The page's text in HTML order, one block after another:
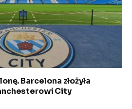
Barcelona złożyła
City